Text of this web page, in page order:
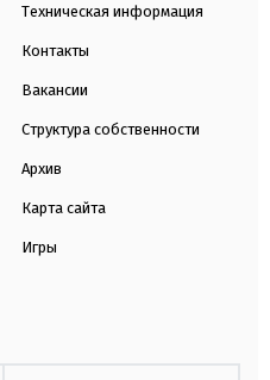
Техническая информация
Контакты
Вакансии
Структура собственности
Архив
Карта сайта
Игры